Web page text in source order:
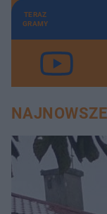
TERAZ
GRAMY